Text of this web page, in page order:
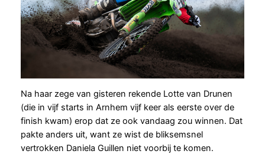
Na haar zege van gisteren rekende Lotte van Drunen
(die in vijf starts in Arnhem vijf keer als eerste over de
finish kwam) erop dat ze ook vandaag zou winnen. Dat
pakte anders uit, want ze wist de bliksemsnel
vertrokken Daniela Guillen niet voorbij te komen.